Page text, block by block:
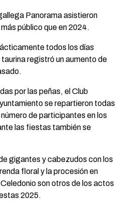
Panorama asistieron
público que en 2024.
todos los días
registró un aumento de
por las peñas, el Club
se repartieron todas
de participantes en los
las fiestas también se
gigantes y cabezudos con los
floral y la procesión en
son otros de los actos
2025.